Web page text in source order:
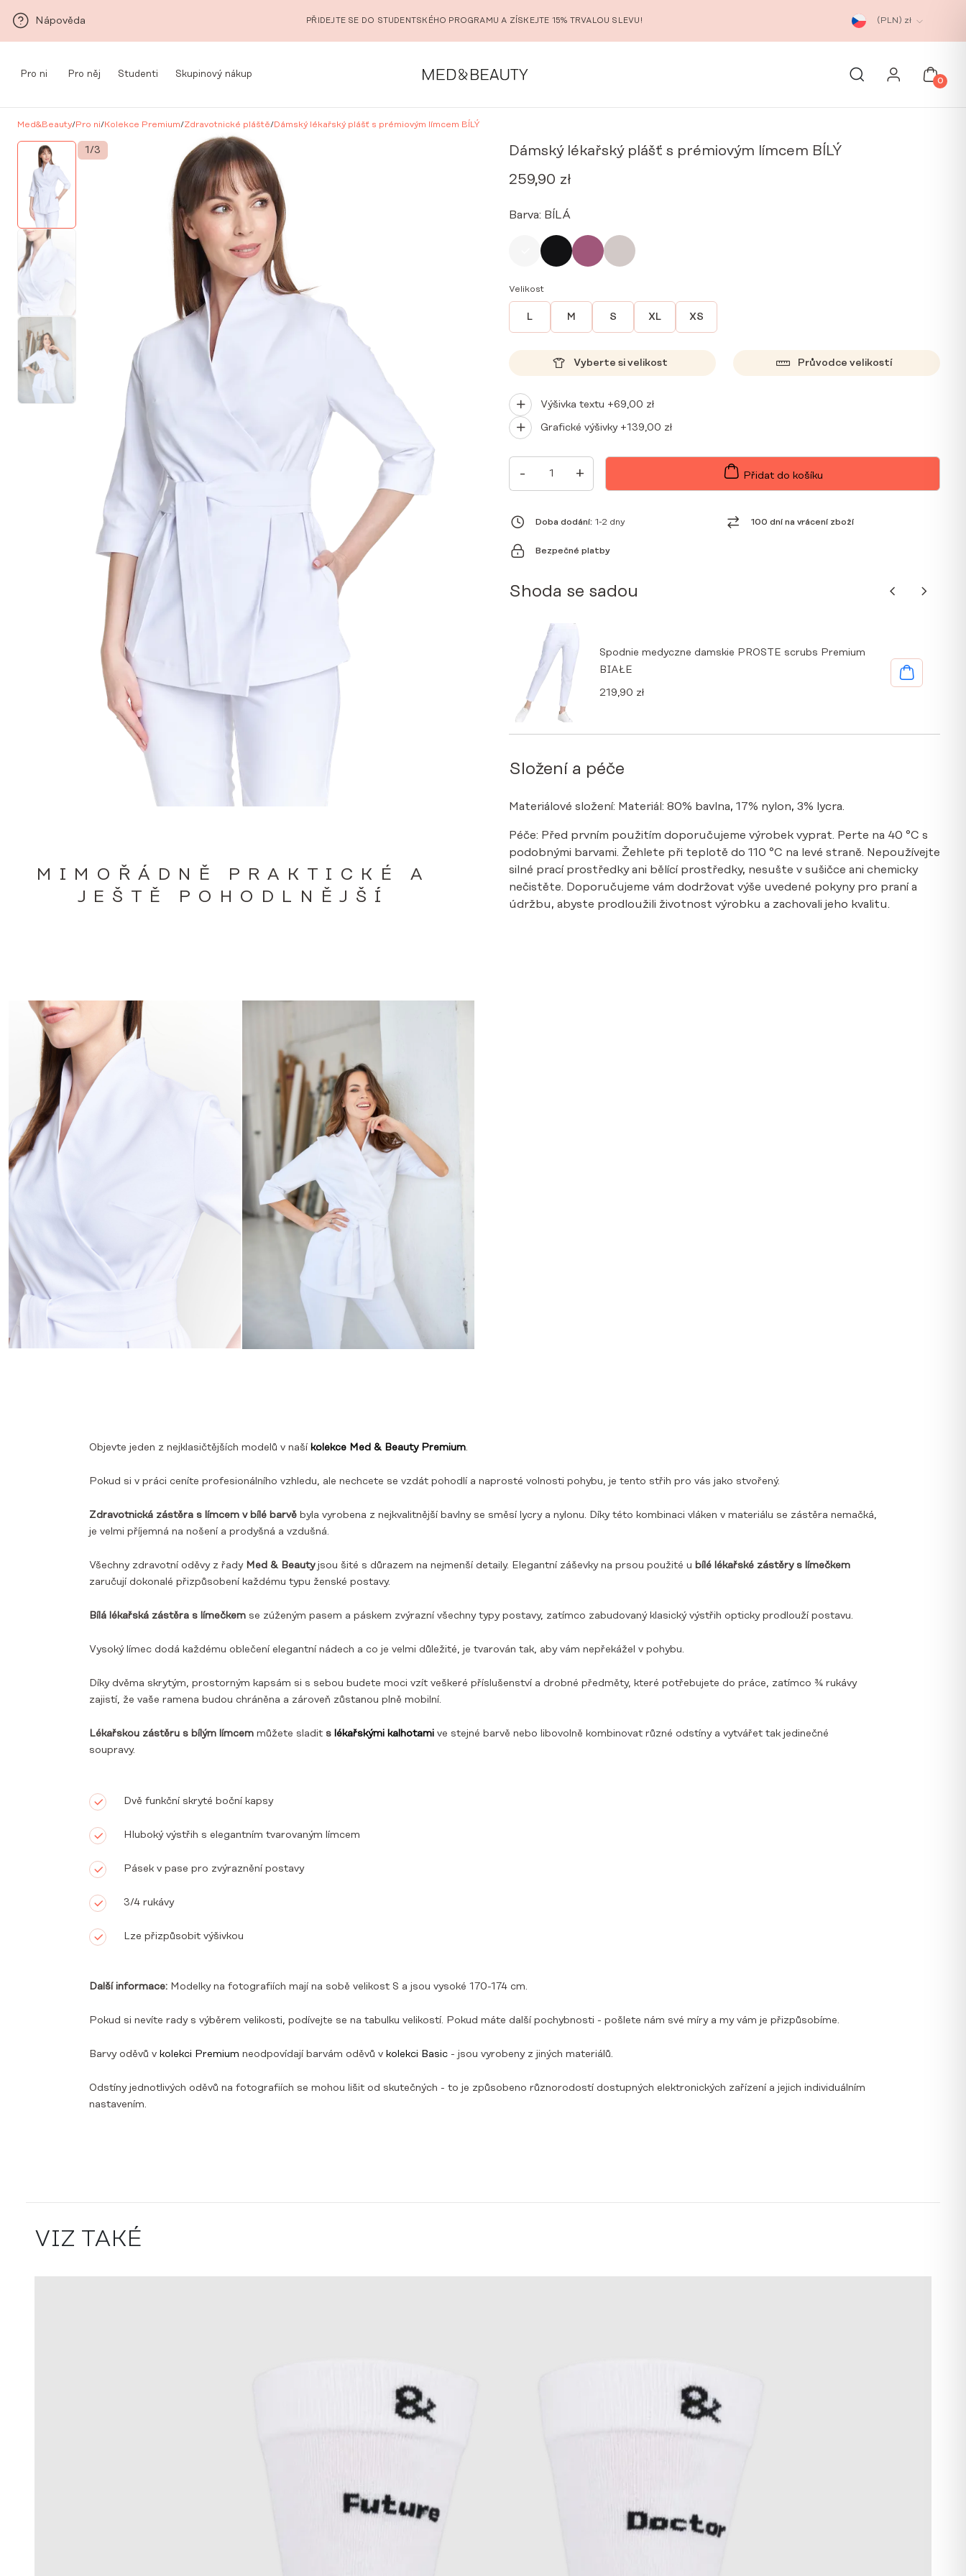
Nápověda PŘIDEJTE SE DO STUDENTSKÉHO PROGRAMU A ZÍSKEJTE 15% TRVALOU SLEVU! (PLN) zł
Pro ni Pro něj Studenti Skupinový nákup
0
Med&Beauty/Pro ni/Kolekce Premium/Zdravotnické pláště/Dámský lékařský plášť s prémiovým límcem BÍLÝ
1/3
MIMOŘÁDNĚ PRAKTICKÉ A
JEŠTĚ POHODLNĚJŠÍ
Dámský lékařský plášť s prémiovým límcem BÍLÝ
259,90 zł
Barva: BÍLÁ
Velikost
L M S XL XS
Vyberte si velikost Průvodce velikostí
Výšivka textu +69,00 zł
Grafické výšivky +139,00 zł
-
DÁMSKÝ
LÉKAŘSKÝ
LÍMCEM
BÍLÝ
MNOŽSTVÍ
+ Přidat do košíku
Doba dodání: 1-2 dny 100 dní na vrácení zboží
Bezpečné platby
Shoda se sadou
Spodnie medyczne damskie PROSTE scrubs Premium
BIAŁE
219,90 zł
Složení a péče
Materiálové složení: Materiál: 80% bavlna, 17% nylon, 3% lycra.
Péče: Před prvním použitím doporučujeme výrobek vyprat. Perte na 40 °C s
podobnými barvami. Žehlete při teplotě do 110 °C na levé straně. Nepoužívejte
silné prací prostředky ani bělící prostředky, nesušte v sušičce ani chemicky
nečistěte. Doporučujeme vám dodržovat výše uvedené pokyny pro praní a
údržbu, abyste prodloužili životnost výrobku a zachovali jeho kvalitu.
Objevte jeden z nejklasičtějších modelů v naší kolekce Med & Beauty Premium.
Pokud si v práci ceníte profesionálního vzhledu, ale nechcete se vzdát pohodlí a naprosté volnosti pohybu, je tento střih pro vás jako stvořený.
Zdravotnická zástěra s límcem v bílé barvě byla vyrobena z nejkvalitnější bavlny se směsí lycry a nylonu. Díky této kombinaci vláken v materiálu se zástěra nemačká,
je velmi příjemná na nošení a prodyšná a vzdušná.
Všechny zdravotní oděvy z řady Med & Beautyjsou šité s důrazem na nejmenší detaily. Elegantní záševky na prsou použité u bílé lékařské zástěry s límečkem
zaručují dokonalé přizpůsobení každému typu ženské postavy.
Bílá lékařská zástěra s límečkem se zúženým pasem a páskem zvýrazní všechny typy postavy, zatímco zabudovaný klasický výstřih opticky prodlouží postavu.
Vysoký límec dodá každému oblečení elegantní nádech a co je velmi důležité, je tvarován tak, aby vám nepřekážel v pohybu.
Díky dvěma skrytým, prostorným kapsám si s sebou budete moci vzít veškeré příslušenství a drobné předměty, které potřebujete do práce, zatímco ¾ rukávy
zajistí, že vaše ramena budou chráněna a zároveň zůstanou plně mobilní.
Lékařskou zástěru s bílým límcem můžete sladit s lékařskými kalhotami ve stejné barvě nebo libovolně kombinovat různé odstíny a vytvářet tak jedinečné
soupravy.
Dvě funkční skryté boční kapsy
Hluboký výstřih s elegantním tvarovaným límcem
Pásek v pase pro zvýraznění postavy
3/4 rukávy
Lze přizpůsobit výšivkou
Další informace: Modelky na fotografiích mají na sobě velikost S a jsou vysoké 170-174 cm.
Pokud si nevíte rady s výběrem velikosti, podívejte se na tabulku velikostí. Pokud máte další pochybnosti - pošlete nám své míry a my vám je přizpůsobíme.
Barvy oděvů v kolekci Premium neodpovídají barvám oděvů v kolekci Basic - jsou vyrobeny z jiných materiálů.
Odstíny jednotlivých oděvů na fotografiích se mohou lišit od skutečných - to je způsobeno různorodostí dostupných elektronických zařízení a jejich individuálním
nastavením.
VIZ TAKÉ